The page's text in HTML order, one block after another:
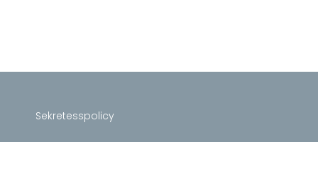
Sekretesspolicy